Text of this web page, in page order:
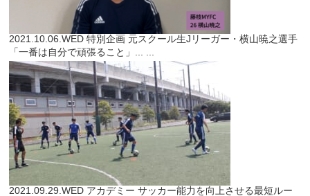
2021.10.06.WED 特別企画 元スクール生Jリーガー・横山暁之選手
「一番は自分で頑張ること」... ...
2021.09.29.WED アカデミー サッカー能力を向上させる最短ルー